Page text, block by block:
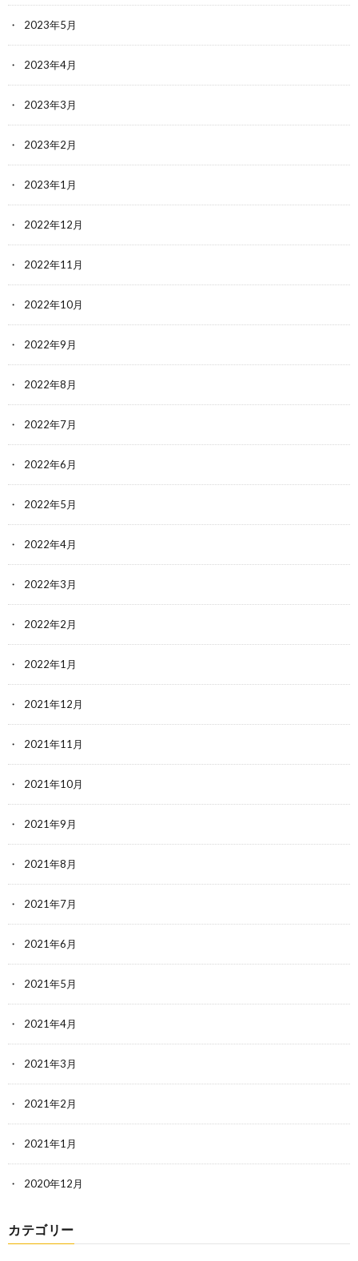
2023年5月
2023年4月
2023年3月
2023年2月
2023年1月
2022年12月
2022年11月
2022年10月
2022年9月
2022年8月
2022年7月
2022年6月
2022年5月
2022年4月
2022年3月
2022年2月
2022年1月
2021年12月
2021年11月
2021年10月
2021年9月
2021年8月
2021年7月
2021年6月
2021年5月
2021年4月
2021年3月
2021年2月
2021年1月
2020年12月
カテゴリー